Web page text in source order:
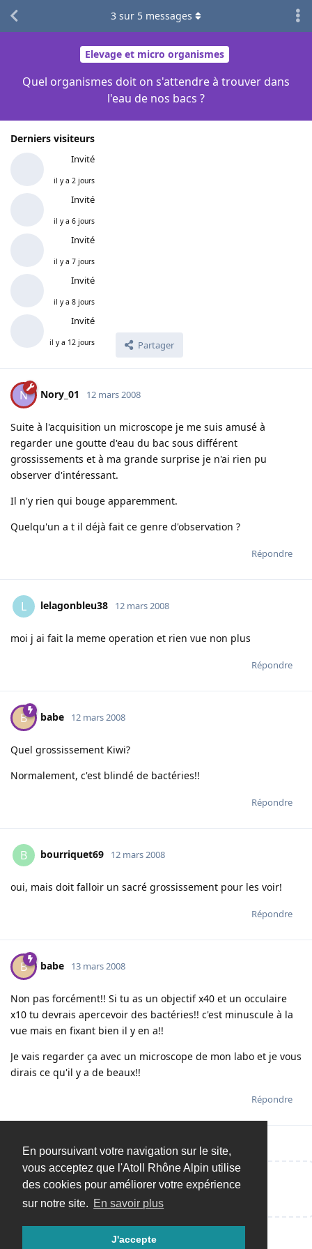
En poursuivant votre navigation sur le site,
vous acceptez que l'Atoll Rhône Alpin utilise
des cookies pour améliorer votre expérience
sur notre site. En savoir plus
J'accepte
Elevage et micro organismes
Quel organismes doit on s'attendre à trouver dans
l'eau de nos bacs ?
Derniers visiteurs
Invité
il y a 2 jours
Invité
il y a 6 jours
Invité
il y a 7 jours
Invité
il y a 8 jours
Invité
il y a 12 jours Partager
3 sur 5 messages
N Nory_01 12 mars 2008
Suite à l'acquisition un microscope je me suis amusé à
regarder une goutte d'eau du bac sous différent
grossissements et à ma grande surprise je n'ai rien pu
observer d'intéressant.
Il n'y rien qui bouge apparemment.
Quelqu'un a t il déjà fait ce genre d'observation ?
Répondre
L lelagonbleu38 12 mars 2008
moi j ai fait la meme operation et rien vue non plus
Répondre
B babe 12 mars 2008
Quel grossissement Kiwi?
Normalement, c'est blindé de bactéries!!
Répondre
B bourriquet69 12 mars 2008
oui, mais doit falloir un sacré grossissement pour les voir!
Répondre
B babe 13 mars 2008
Non pas forcément!! Si tu as un objectif x40 et un occulaire
x10 tu devrais apercevoir des bactéries!! c'est minuscule à la
vue mais en fixant bien il y en a!!
Je vais regarder ça avec un microscope de mon labo et je vous
dirais ce qu'il y a de beaux!!
Répondre
Répondre…